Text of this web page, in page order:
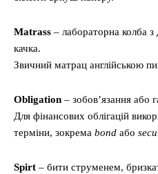
Matrass – лабораторна колба
качка.
Звичний матрац англійською
Obligation – зобов’язання або
Для фінансових облігацій
терміни, зокрема bond або
Spirt – бити струменем,